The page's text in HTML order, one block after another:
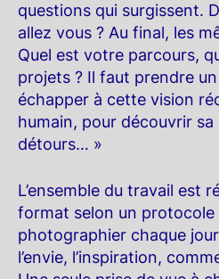
questions qui surgissent.
allez vous ? Au final, les
Quel est votre parcours,
projets ? Il faut prendre
échapper à cette vision
humain, pour découvrir sa
détours… »
L’ensemble du travail est
format selon un protocole
photographier chaque
l’envie, l’inspiration,